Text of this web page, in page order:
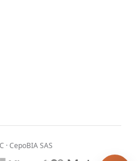
· CepoBIA SAS